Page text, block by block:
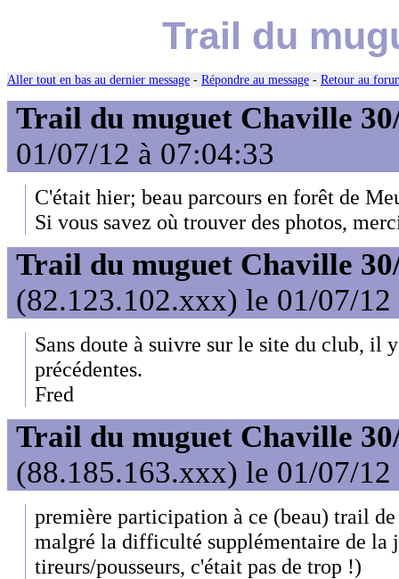
Trail du
Aller tout en bas au dernier message - Répondre au message - Retour au
Trail du muguet Chaville
01/07/12 à 07:04:33
C'était hier; beau parcours en forêt de
Si vous savez où trouver des photos,
Trail du muguet Chaville
(82.123.102.xxx) le 01/07/12
Sans doute à suivre sur le site du club, il
précédentes.
Fred
Trail du muguet Chaville
(88.185.163.xxx) le 01/07/12
première participation à ce (beau) trail
malgré la difficulté supplémentaire de la
tireurs/pousseurs, c'était pas de trop !)